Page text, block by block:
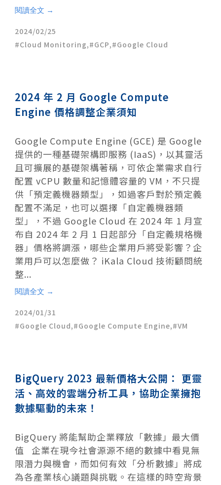
閱讀全文 →
2024/02/25
Cloud Monitoring, GCP, Google Cloud
2024 年 2 月 Google Compute
Engine 價格調整企業須知
Google Compute Engine (GCE) 是 Google
提供的一種基礎架構即服務 (IaaS)，以其靈活
且可擴展的基礎架構著稱，可依企業需求自行
配置 vCPU 數量和記憶體容量的 VM，不只提
供「預定義機器類型」，如過客戶對於預定義
配置不滿足，也可以選擇「自定義機器類
型」，不過 Google Cloud 在 2024 年 1 月宣
布自 2024 年 2 月 1 日起部分「自定義規格機
器」價格將調漲，哪些企業用戶將受影響？企
業用戶可以怎麼做？ iKala Cloud 技術顧問統
整...
閱讀全文 →
2024/01/31
Google Cloud, Google Compute Engine, VM
BigQuery 2023 最新價格大公開： 更靈
活、高效的雲端分析工具，協助企業擁抱
數據驅動的未來！
BigQuery 將能幫助企業釋放「數據」最大價
值 企業在現今社會源源不絕的數據中看見無
限潛力與機會，而如何有效「分析數據」將成
為各產業核心議題與挑戰。在這樣的時空背景